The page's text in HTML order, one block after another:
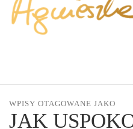
WPISY OTAGOWANE JAKO
JAK